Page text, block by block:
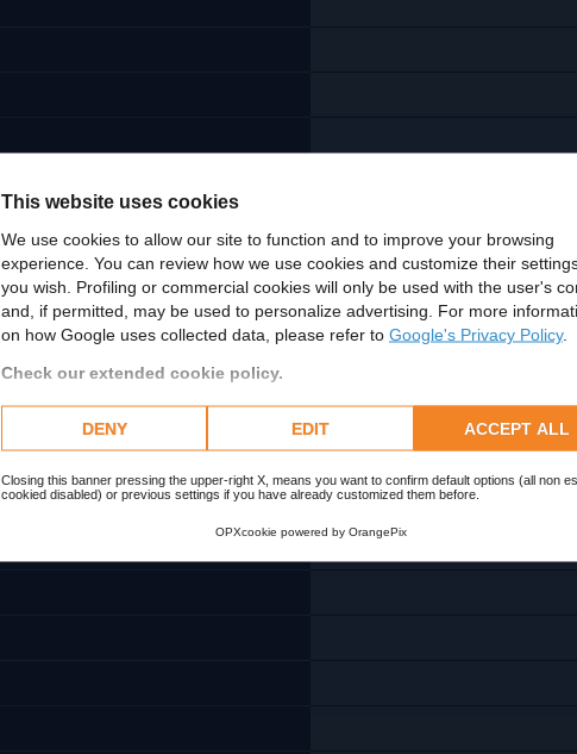
This website uses cookies
We use cookies to allow our site to function and to improve your browsing
experience. You can review how we use cookies and customize their
you wish. Profiling or commercial cookies will only be used with the user's
and, if permitted, may be used to personalize advertising. For more
on how Google uses collected data, please refer to Google's Privacy Policy.
Check our extended cookie policy.
DENY EDIT ACCEPT ALL
Closing this banner pressing the upper-right X, means you want to confirm default options (all non
cookied disabled) or previous settings if you have already customized them before.
OPXcookie powered by OrangePix